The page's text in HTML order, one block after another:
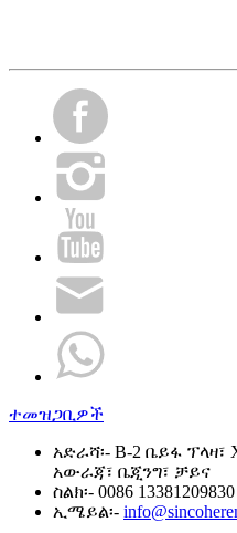
ተመዝጋቢዎች
አድራሻ፡- B-2 ቤይፋ ፕላዛ፣
አውራጃ፣ ቤጂንግ፣ ቻይና
ስልክ፡- 0086 13381209830
ኢሜይል፡-